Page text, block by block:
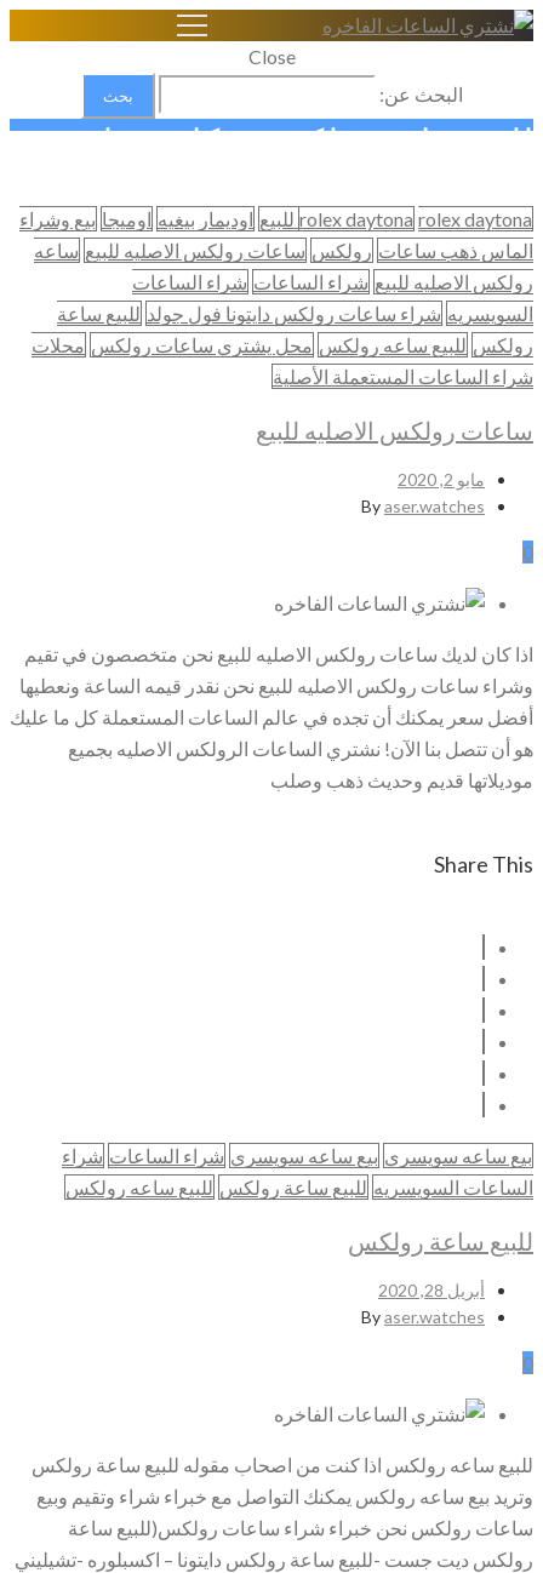
Close
البحث عن:
للبيع ساعة رولكس سكاي دويلر
Home
شراء الساعات السويسرية الاصلية
للبيع ساعة رولكس سكاي دويلر
rolex daytona rolex daytona للبيع اوديمار بيغيه اوميجا بيع وشراء
الماس ذهب ساعات رولكس ساعات رولكس الاصليه للبيع ساعه
رولكس الاصليه للبيع شراء الساعات شراء الساعات
السويسريه شراء ساعات رولكس دايتونا فول جولد للبيع ساعة
رولكس للبيع ساعه رولكس محل يشتري ساعات رولكس محلات
شراء الساعات المستعملة الأصلية
ساعات رولكس الاصليه للبيع
مايو 2, 2020
Byaser.watches
0
اذا كان لديك ساعات رولكس الاصليه للبيع نحن متخصصون في تقيم
وشراء ساعات رولكس الاصليه للبيع نحن نقدر قيمه الساعة ونعطيها
أفضل سعر يمكنك أن تجده في عالم الساعات المستعملة كل ما عليك
هو أن تتصل بنا الآن! نشتري الساعات الرولكس الاصليه بجميع
موديلاتها قديم وحديث ذهب وصلب
Share This
بيع ساعه سويسري بيع ساعه سويسري شراء الساعات شراء
الساعات السويسريه للبيع ساعة رولكس للبيع ساعه رولكس
للبيع ساعة رولكس
أبريل 28, 2020
Byaser.watches
0
للبيع ساعه رولكس اذا كنت من اصحاب مقوله للبيع ساعة رولكس
وتريد بيع ساعه رولكس يمكنك التواصل مع خبراء شراء وتقيم وبيع
ساعات رولكس نحن خبراء شراء ساعات رولكس(للبيع ساعة
رولكس ديت جست -للبيع ساعة رولكس دايتونا – اكسبلوره -تشيليني